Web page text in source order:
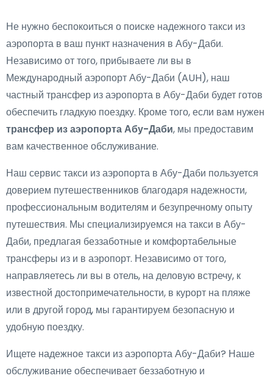
Не нужно беспокоиться о поиске надежного такси из
аэропорта в ваш пункт назначения в Абу-Даби.
Независимо от того, прибываете ли вы в
Международный аэропорт Абу-Даби (AUH), наш
частный трансфер из аэропорта в Абу-Даби будет готов
обеспечить гладкую поездку. Кроме того, если вам нужен
трансфер из аэропорта Абу-Даби, мы предоставим
вам качественное обслуживание.
Наш сервис такси из аэропорта в Абу-Даби пользуется
доверием путешественников благодаря надежности,
профессиональным водителям и безупречному опыту
путешествия. Мы специализируемся натакси в Абу-
Даби, предлагая беззаботные и комфортабельные
трансферы из и в аэропорт. Независимо от того,
направляетесь ли вы в отель, на деловую встречу, к
известной достопримечательности, в курорт на пляже
или в другой город, мы гарантируем безопасную и
удобную поездку.
Ищете надежное такси из аэропорта Абу-Даби? Наше
обслуживание обеспечивает беззаботную и